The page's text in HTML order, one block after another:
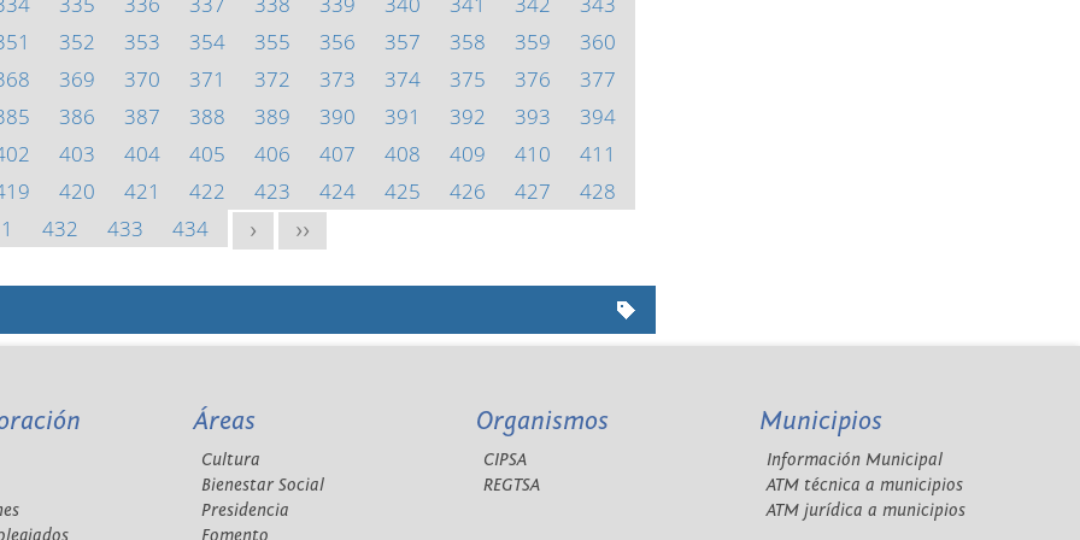
352 353 354 355 356 357 358 359
360
369 370 371 372 373 374 375 376
377
386 387 388 389 390 391 392 393
394
403 404 405 406 407 408 409 410
411
420 421 422 423 424 425 426 427
428
432 433 434 > >>
Áreas
Cultura
Bienestar Social
Presidencia
Organismos
CIPSA
REGTSA
Municipios
Información Municipal
ATM técnica a municipios
ATM jurídica a municipios